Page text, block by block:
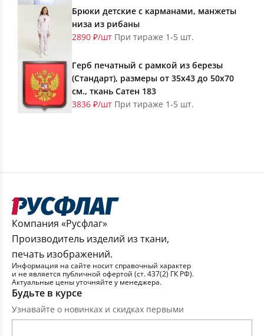
Брюки детские с карманами, манжеты
низа из рибаны
2890 ₽/шт При тираже 1-5 шт.
Герб печатный с рамкой из березы
(Стандарт), размеры от 35х43 до 50х70
см., ткань Сатен 183
3836 ₽/шт При тираже 1-5 шт.
Компания «Русфлаг»
Производитель изделий из ткани,
печать изображений.
Информация на сайте носит справочный характер
и не является публичной офертой (ст. 437(2) ГК РФ).
Актуальные цены уточняйте у менеджера.
Будьте в курсе
Узнавайте о новинках и скидках первыми